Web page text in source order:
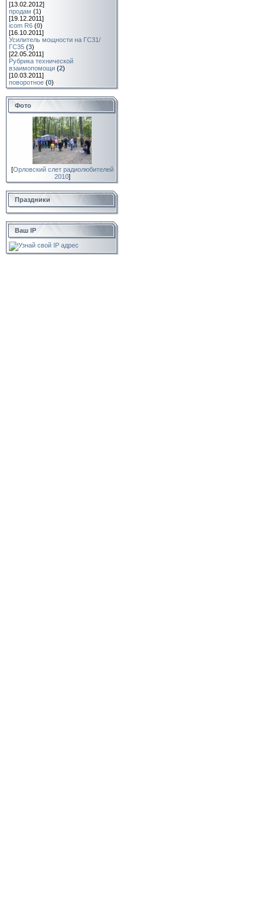
[13.02.2012]
продам (1)
[19.12.2011]
icom R6 (0)
[16.10.2011]
Усилитель мощности на ГС31/
ГС35 (3)
[22.05.2011]
Рубрика технической
взаимопомощи (2)
[10.03.2011]
поворотное (0)
Фото
[Орловский слет радиолюбителей
2010]
Праздники
Ваш IP